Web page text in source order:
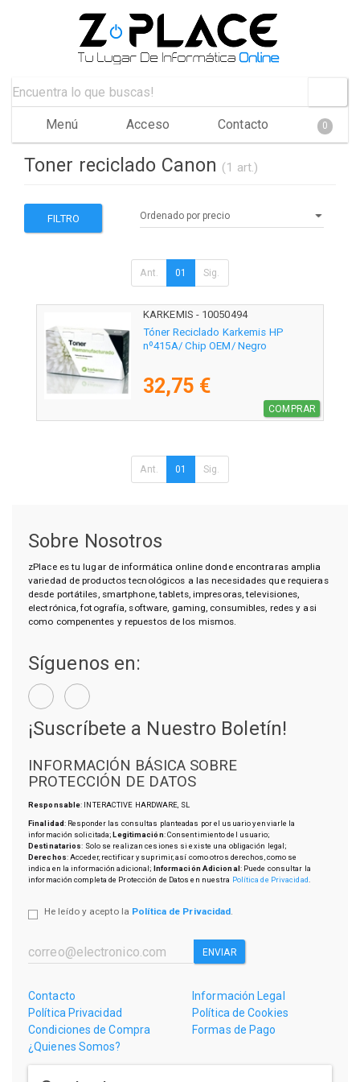
Menú Acceso Contacto 0
Toner reciclado Canon (1 art.)
FILTRO
Ant. 01 Sig.
KARKEMIS - 10050494
Tóner Reciclado Karkemis HP
nº415A/ Chip OEM/ Negro
32,75 €
COMPRAR
Ant. 01 Sig.
Sobre Nosotros
zPlace es tu lugar de informática online donde encontraras amplia
variedad de productos tecnológicos a las necesidades que requieras
desde portátiles, smartphone, tablets, impresoras, televisiones,
electrónica, fotografía, software, gaming, consumibles, redes y asi
como compenentes y repuestos de los mismos.
Síguenos en:
¡Suscríbete a Nuestro Boletín!
INFORMACIÓN BÁSICA SOBRE
PROTECCIÓN DE DATOS
Responsable: INTERACTIVE HARDWARE, SL
Finalidad: Responder las consultas planteadas por el usuario y enviarle la
información solicitada;Legitimación: Consentimiento del usuario;
Destinatarios: Solo se realizan cesiones si existe una obligación legal;
Derechos: Acceder, rectificar y suprimir, así como otros derechos, como se
indica en la información adicional; Información Adicional: Puede consultar la
información completa de Protección de Datos en nuestra Política de Privacidad
He leído y acepto la Política de Privacidad.
ENVIAR
Contacto
Información Legal
Política Privacidad
Política de Cookies
Condiciones de Compra
Formas de Pago
¿Quienes Somos?